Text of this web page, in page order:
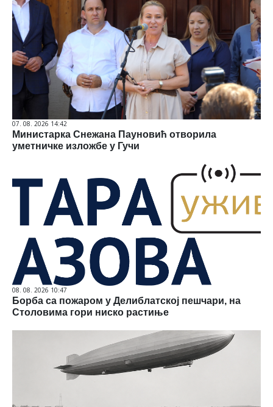
07. 08. 2026 14:42
Министарка Снежана Пауновић отворила
уметничке изложбе у Гучи
08. 08. 2026 10:47
Борба са пожаром у Делиблатској пешчари, на
Столовима гори ниско растиње